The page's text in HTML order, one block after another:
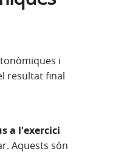
i
resultat final
a l'exercici
Aquests són